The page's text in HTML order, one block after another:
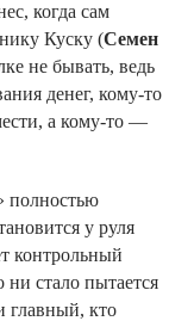
когда сам
Куску (Семен
не бывать, ведь
денег, кому-то
а кому-то —
полностью
у руля
контрольный
стало пытается
главный, кто